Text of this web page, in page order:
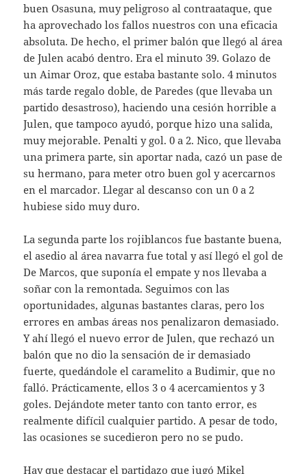
buen Osasuna, muy peligroso al contraataque, que
ha aprovechado los fallos nuestros con una eficacia
absoluta. De hecho, el primer balón que llegó al área
de Julen acabó dentro. Era el minuto 39. Golazo de
un Aimar Oroz, que estaba bastante solo. 4 minutos
más tarde regalo doble, de Paredes (que llevaba un
partido desastroso), haciendo una cesión horrible a
Julen, que tampoco ayudó, porque hizo una salida,
muy mejorable. Penalti y gol. 0 a 2. Nico, que llevaba
una primera parte, sin aportar nada, cazó un pase de
su hermano, para meter otro buen gol y acercarnos
en el marcador. Llegar al descanso con un 0 a 2
hubiese sido muy duro.
La segunda parte los rojiblancos fue bastante buena,
el asedio al área navarra fue total y así llegó el gol de
De Marcos, que suponía el empate y nos llevaba a
soñar con la remontada. Seguimos con las
oportunidades, algunas bastantes claras, pero los
errores en ambas áreas nos penalizaron demasiado.
Y ahí llegó el nuevo error de Julen, que rechazó un
balón que no dio la sensación de ir demasiado
fuerte, quedándole el caramelito a Budimir, que no
falló. Prácticamente, ellos 3 o 4 acercamientos y 3
goles. Dejándote meter tanto con tanto error, es
realmente difícil cualquier partido. A pesar de todo,
las ocasiones se sucedieron pero no se pudo.
Hay que destacar el partidazo que jugó Mikel